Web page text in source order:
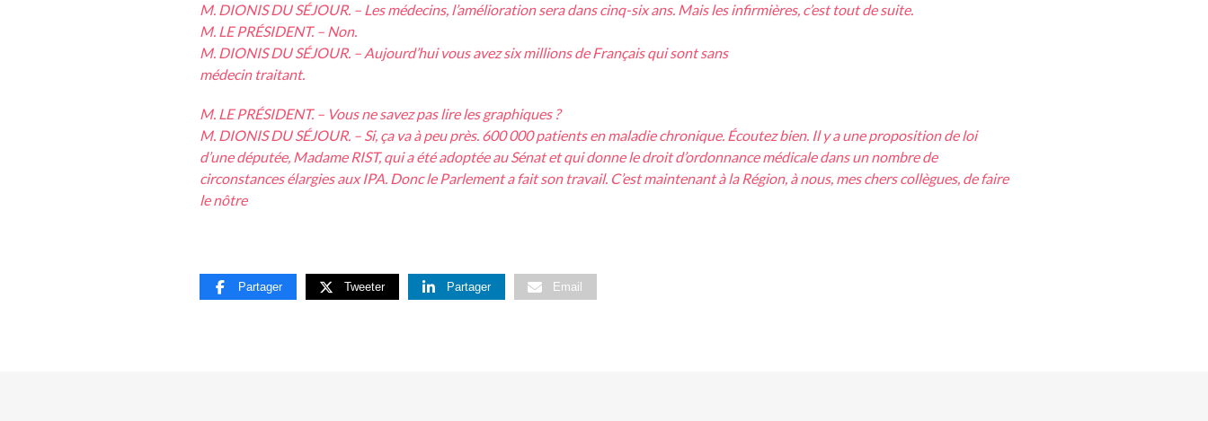
M. DIONIS DU SÉJOUR. – Les médecins, l’amélioration sera dans cinq-six ans. Mais les infirmières, c’est tout de suite.
M. LE PRÉSIDENT. – Non.
M. DIONIS DU SÉJOUR. – Aujourd’hui vous avez six millions de Français qui sont sans
médecin traitant.
M. LE PRÉSIDENT. – Vous ne savez pas lire les graphiques ?
M. DIONIS DU SÉJOUR. – Si, ça va à peu près. 600 000 patients en maladie chronique. Écoutez bien. Il y a une proposition de loi
d’une députée, Madame RIST, qui a été adoptée au Sénat et qui donne le droit d’ordonnance médicale dans un nombre de
circonstances élargies aux IPA. Donc le Parlement a fait son travail. C’est maintenant à la Région, à nous, mes chers collègues, de faire
le nôtre
Partager Tweeter Partager Email